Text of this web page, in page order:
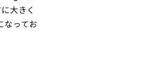
大きく
なってお